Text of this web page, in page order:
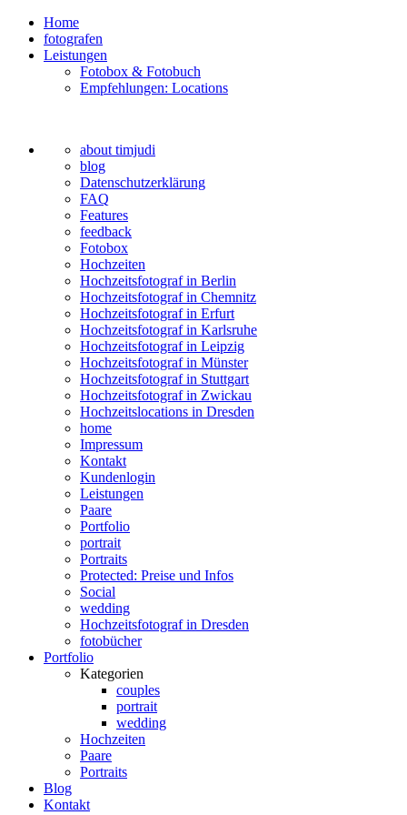
Home
fotografen
Leistungen
Fotobox & Fotobuch
Empfehlungen: Locations
about timjudi
blog
Datenschutzerklärung
FAQ
Features
feedback
Fotobox
Hochzeiten
Hochzeitsfotograf in Berlin
Hochzeitsfotograf in Chemnitz
Hochzeitsfotograf in Erfurt
Hochzeitsfotograf in Karlsruhe
Hochzeitsfotograf in Leipzig
Hochzeitsfotograf in Münster
Hochzeitsfotograf in Stuttgart
Hochzeitsfotograf in Zwickau
Hochzeitslocations in Dresden
home
Impressum
Kontakt
Kundenlogin
Leistungen
Paare
Portfolio
portrait
Portraits
Protected: Preise und Infos
Social
wedding
Hochzeitsfotograf in Dresden
fotobücher
Portfolio
Kategorien
couples
portrait
wedding
Hochzeiten
Paare
Portraits
Blog
Kontakt